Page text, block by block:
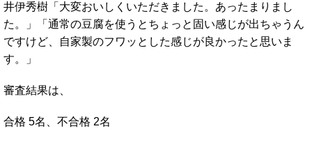
井伊秀樹「大変おいしくいただきました。あったまりまし
た。」「通常の豆腐を使うとちょっと固い感じが出ちゃうん
ですけど、自家製のフワッとした感じが良かったと思いま
す。」
審査結果は、
合格 5名、不合格 2名